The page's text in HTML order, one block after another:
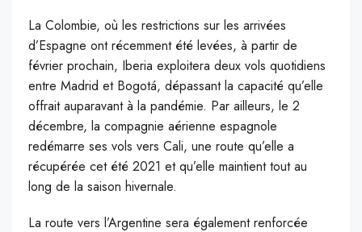
La Colombie, où les restrictions sur les arrivées
d’Espagne ont récemment été levées, à partir de
février prochain, Iberia exploitera deux vols quotidiens
entre Madrid et Bogotá, dépassant la capacité qu’elle
offrait auparavant à la pandémie. Par ailleurs, le 2
décembre, la compagnie aérienne espagnole
redémarre ses vols vers Cali, une route qu’elle a
récupérée cet été 2021 et qu’elle maintient tout au
long de la saison hivernale.
La route vers l’Argentine sera également renforcée